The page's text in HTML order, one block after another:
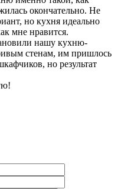
окончательно. Не
но кухня идеально
мне нравится.
нашу кухню-
стенам, им пришлось
но результат